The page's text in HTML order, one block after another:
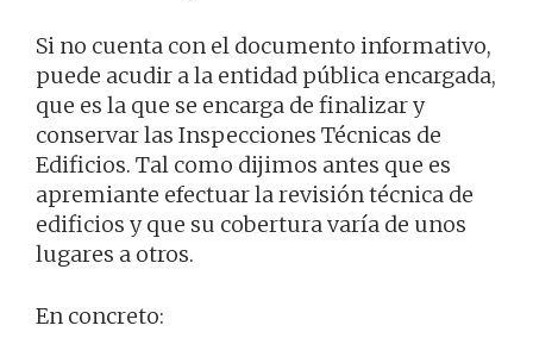
Si no cuenta con el documento informativo,
puede acudir a la entidad pública encargada,
que es la que se encarga de finalizar y
conservar las Inspecciones Técnicas de
Edificios. Tal como dijimos antes que es
apremiante efectuar la revisión técnica de
edificios y que su cobertura varía de unos
lugares a otros.
En concreto: